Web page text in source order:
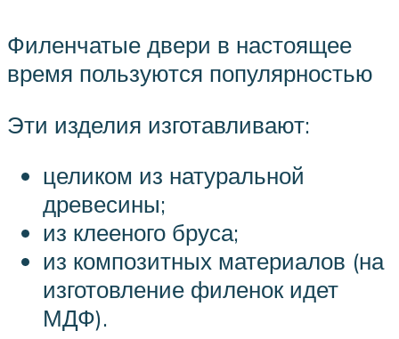
Филенчатые двери в настоящее
время пользуются популярностью
Эти изделия изготавливают:
целиком из натуральной
древесины;
из клееного бруса;
из композитных материалов (на
изготовление филенок идет
МДФ).